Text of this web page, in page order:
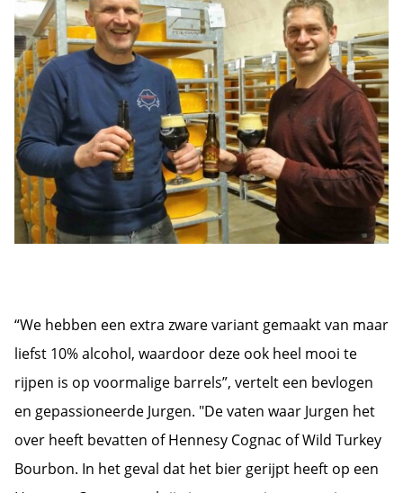
“We hebben een extra zware variant gemaakt van maar
liefst 10% alcohol, waardoor deze ook heel mooi te
rijpen is op voormalige barrels”, vertelt een bevlogen
en gepassioneerde Jurgen. "De vaten waar Jurgen het
over heeft bevatten of Hennesy Cognac of Wild Turkey
Bourbon. In het geval dat het bier gerijpt heeft op een